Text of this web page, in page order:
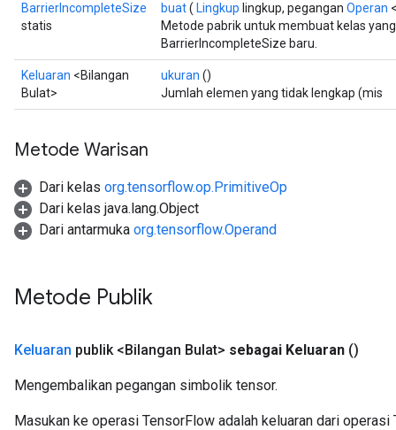
BarrierIncompleteSize
statis
buat( Lingkup lingkup, pegangan Operan
Metode pabrik untuk membuat kelas
BarrierIncompleteSize baru.
Keluaran <Bilangan
Bulat>
ukuran ()
Jumlah elemen yang tidak lengkap (mis
Metode Warisan
Dari kelas org.tensorflow.op.PrimitiveOp
Dari kelas java.lang.Object
Dari antarmuka org.tensorflow.Operand
Metode Publik
Keluaran publik <Bilangan Bulat> sebagai Keluaran ()
Mengembalikan pegangan simbolik tensor.
Masukan ke operasi TensorFlow adalah keluaran dari